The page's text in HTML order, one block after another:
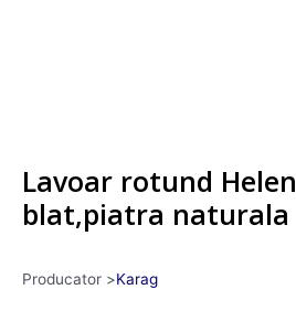
Lavoar rotund
blat,piatra naturala
Producator >Karag